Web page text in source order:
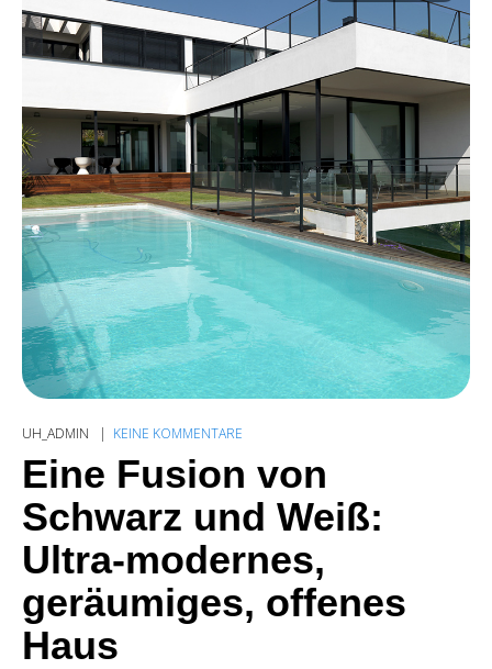
UH_ADMIN KEINE KOMMENTARE
Eine Fusion von
Schwarz und Weiß:
Ultra-modernes,
geräumiges, offenes
Haus